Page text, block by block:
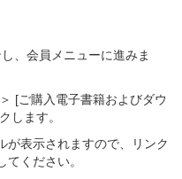
、会員メニューに進みま
[ご購入電子書籍およびダウ
します。
が表示されますので、リンク
ください。